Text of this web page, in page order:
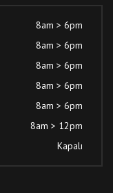
8am > 6pm
8am > 6pm
8am > 6pm
8am > 6pm
8am > 6pm
8am > 12pm
Kapalı